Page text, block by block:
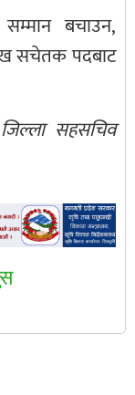
बचाउन,
सचेतक पदबाट
सहसचिव